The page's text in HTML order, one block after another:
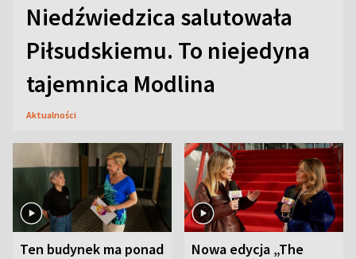
Niedźwiedzica salutowała
Piłsudskiemu. To niejedyna
tajemnica Modlina
Aktualności
Ten budynek ma ponad
Nowa edycja „The